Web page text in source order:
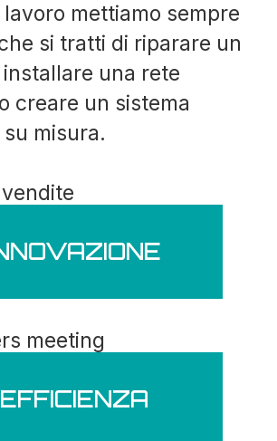
mettiamo sempre
si tratti di riparare un
una rete
creare un sistema
misura.
EFFICIENZA